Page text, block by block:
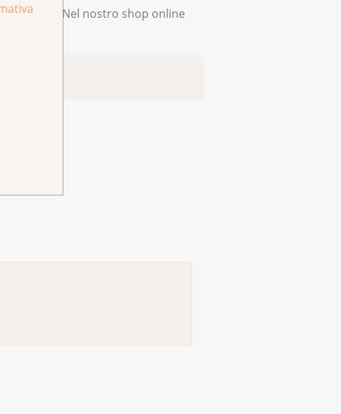
Nel nostro shop online